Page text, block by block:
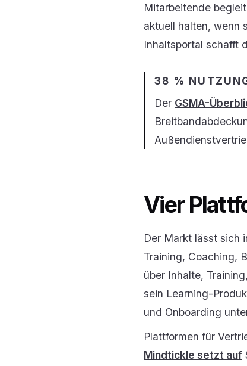
Mitarbeitende
aktuell halten, wenn
Inhaltsportal schafft
38 %
Der GSMA-
Vier
Der Markt lässt sich
Training, Coaching,
über Inhalte,
sein Learning-
und Onboarding
Plattformen für
Mindtickle setzt auf